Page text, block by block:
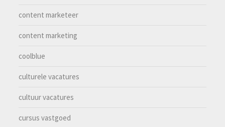
content marketeer
content marketing
coolblue
culturele vacatures
cultuur vacatures
cursus vastgoed